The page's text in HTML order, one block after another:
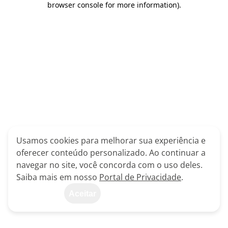
browser console for more information).
Usamos cookies para melhorar sua experiência e
oferecer conteúdo personalizado. Ao continuar a
navegar no site, você concorda com o uso deles.
Saiba mais em nosso Portal de Privacidade.